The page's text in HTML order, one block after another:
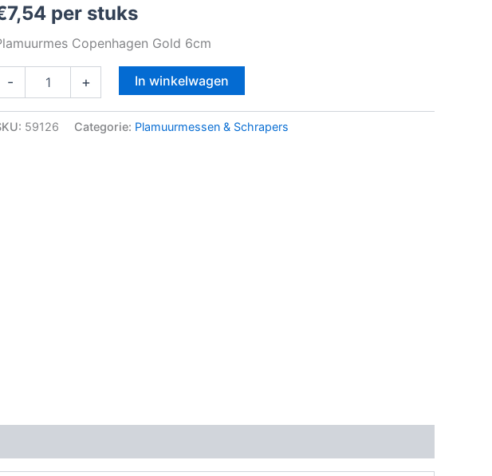
7,54 per stuks
Copenhagen Gold 6cm
- + In winkelwagen
59126 Categorie: Plamuurmessen & Schrapers